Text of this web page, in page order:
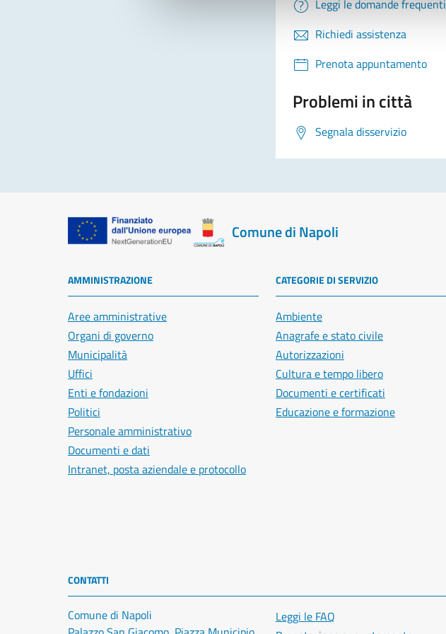
Leggi le domande frequenti
Richiedi assistenza
Prenota appuntamento
Problemi in città
Segnala disservizio
Comune di Napoli
AMMINISTRAZIONE
Aree amministrative
Organi di governo
Municipalità
Uffici
Enti e fondazioni
Politici
Personale amministrativo
Documenti e dati
Intranet, posta aziendale e protocollo
CATEGORIE DI SERVIZIO
Ambiente
Anagrafe e stato civile
Autorizzazioni
Cultura e tempo libero
Documenti e certificati
Educazione e formazione
CONTATTI
Comune di Napoli
Leggi le FAQ